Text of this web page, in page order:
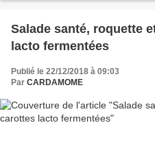
Salade santé, roquette
lacto fermentées
Publié le 22/12/2018 à 09:03
Par CARDAMOME